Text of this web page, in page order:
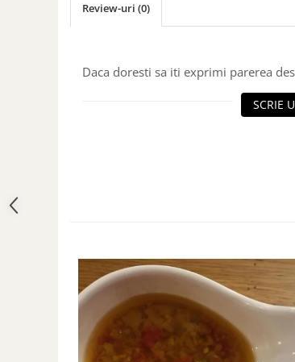
Review-uri (0)
Daca doresti sa iti exprimi parerea
SCRIE